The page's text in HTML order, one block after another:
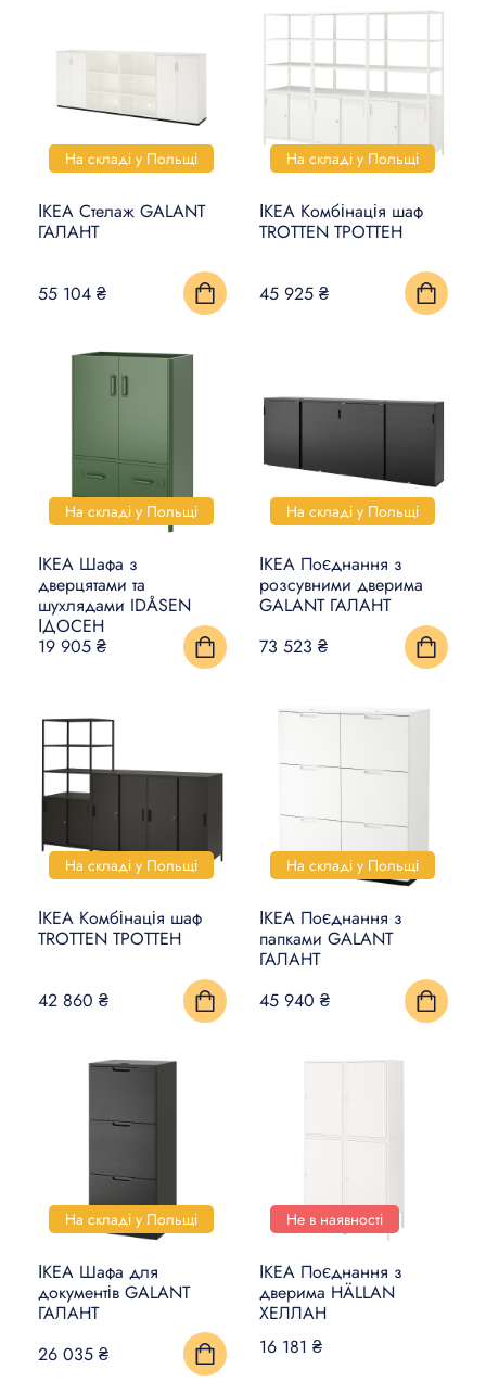
На складі у Польщі
ІКЕА Стелаж GALANT
ГАЛАНТ
55 104 ₴
На складі у Польщі
ІКЕА Комбінація шаф
TROTTEN ТРОТТЕН
45 925 ₴
На складі у Польщі
ІКЕА Шафа з
дверцятами та
шухлядами IDÅSEN
ІДОСЕН
19 905 ₴
На складі у Польщі
ІКЕА Поєднання з
розсувними дверима
GALANT ГАЛАНТ
73 523 ₴
На складі у Польщі
ІКЕА Комбінація шаф
TROTTEN ТРОТТЕН
42 860 ₴
На складі у Польщі
ІКЕА Поєднання з
папками GALANT
ГАЛАНТ
45 940 ₴
На складі у Польщі
ІКЕА Шафа для
документів GALANT
ГАЛАНТ
26 035 ₴
Не в наявності
ІКЕА Поєднання з
дверима HÄLLAN
ХЕЛЛАН
16 181 ₴